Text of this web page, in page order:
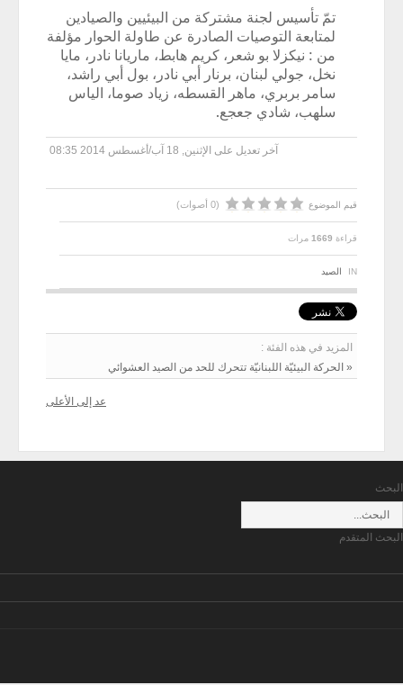
تمّ تأسيس لجنة مشتركة من البيئيين والصيادين
لمتابعة التوصيات الصادرة عن طاولة الحوار مؤلفة
من : نيكزلا بو شعر، كريم هابط، ماريانا نادر، مايا
نخل، جولي لبنان، برنار أبي نادر، بول أبي راشد،
سامر بربري، ماهر القسطه، زياد صوما، الياس
سلهب، شادي جعجع.
آخر تعديل على الإثنين, 18 آب/أغسطس 2014 08:35
قيم الموضوع (0 أصوات)
قراءة 1669 مرات
IN الصيد
المزيد في هذه الفئة :
« الحركة البيئيّة اللبنانيّة تتحرك للحد من الصيد العشوائي
عد إلى الأعلى
البحث
البحث المتقدم